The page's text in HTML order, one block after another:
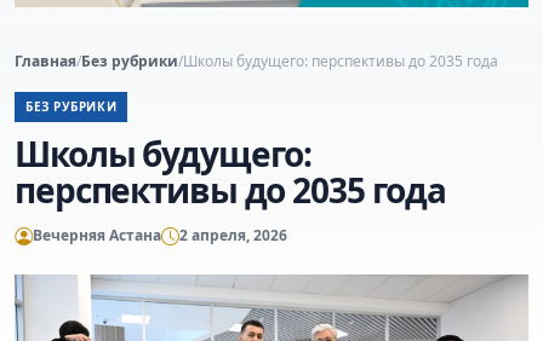
Главная/Без рубрики/Школы будущего: перспективы до 2035 года
БЕЗ РУБРИКИ
Школы будущего:
перспективы до 2035 года
Вечерняя Астана 2 апреля, 2026